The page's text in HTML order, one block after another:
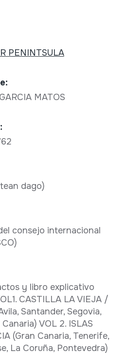
PENINTSULA
MATOS
dago)
consejo internacional
y libro explicativo
CASTILLA LA VIEJA /
Santander, Segovia,
VOL 2. ISLAS
(Gran Canaria, Tenerife,
La Coruña, Pontevedra)